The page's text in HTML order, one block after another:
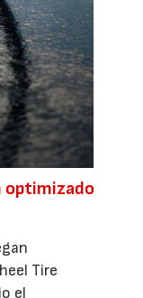
optimizado
Tire
el